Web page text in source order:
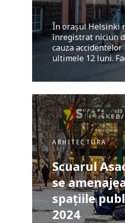
În orașul Helsinki
înregistrat niciun
cauza
ultimele 12 luni.
ARHITECTURA
Scuarul
se
spațiile
2024